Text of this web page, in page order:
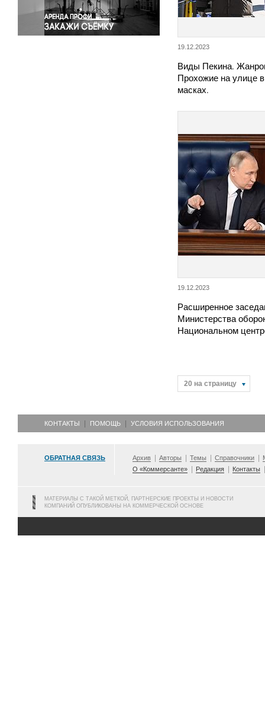
Экономика и бизнес
19.12.2023
Виды Пекина.
Прохожие на улице
масках.
19.12.2023
Расширенное
Министерства
Национальном
20 на страницу
КОНТАКТЫ ПОМОЩЬ УСЛОВИЯ ИСПОЛЬЗОВАНИЯ
ОБРАТНАЯ СВЯЗЬ Архив Авторы Темы Справочники
О «Коммерсанте»
Редакция Контакты
МАТЕРИАЛЫ С ТАКОЙ МЕТКОЙ, ПАРТНЕРСКИЕ ПРОЕКТЫ И НОВОСТИ
КОМПАНИЙ ОПУБЛИКОВАНЫ НА КОММЕРЧЕСКОЙ ОСНОВЕ